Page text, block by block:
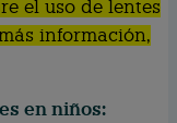
el uso de lentes
información,
en niños: